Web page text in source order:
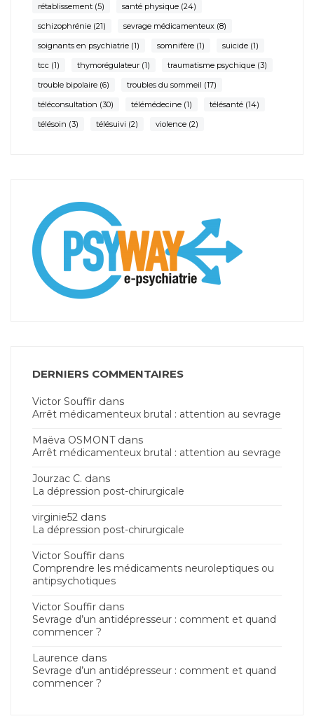
rétablissement (5) santé physique (24)
schizophrénie (21) sevrage médicamenteux (8)
soignants en psychiatrie (1) somnifère (1) suicide (1)
tcc (1) thymorégulateur (1) traumatisme psychique (3)
trouble bipolaire (6) troubles du sommeil (17)
téléconsultation (30) télémédecine (1) télésanté (14)
télésoin (3) télésuivi (2) violence (2)
DERNIERS COMMENTAIRES
Victor Souffir dans
Arrêt médicamenteux brutal : attention au sevrage
Maëva OSMONTdans
Arrêt médicamenteux brutal : attention au sevrage
Jourzac C. dans
La dépression post-chirurgicale
virginie52 dans
La dépression post-chirurgicale
Victor Souffir dans
Comprendre les médicaments neuroleptiques ou
antipsychotiques
Victor Souffir dans
Sevrage d’un antidépresseur : comment et quand
commencer ?
Laurence dans
Sevrage d’un antidépresseur : comment et quand
commencer ?